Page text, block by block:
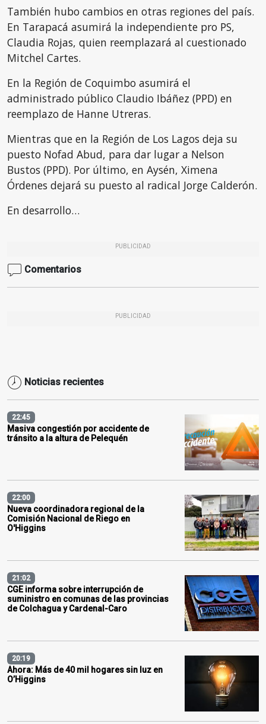
También hubo cambios en otras regiones del país.
En Tarapacá asumirá la independiente pro PS,
Claudia Rojas, quien reemplazará al cuestionado
Mitchel Cartes.
En la Región de Coquimbo asumirá el
administrado público Claudio Ibáñez (PPD) en
reemplazo de Hanne Utreras.
Mientras que en la Región de Los Lagos deja su
puesto Nofad Abud, para dar lugar a Nelson
Bustos (PPD). Por último, en Aysén, Ximena
Órdenes dejará su puesto al radical Jorge Calderón.
En desarrollo…
PUBLICIDAD
Comentarios
PUBLICIDAD
Noticias recientes
22:45
Masiva congestión por accidente de
tránsito a la altura de Pelequén
22:00
Nueva coordinadora regional de la
Comisión Nacional de Riego en
O'Higgins
21:02
CGE informa sobre interrupción de
suministro en comunas de las provincias
de Colchagua y Cardenal-Caro
20:19
Ahora: Más de 40 mil hogares sin luz en
O’Higgins